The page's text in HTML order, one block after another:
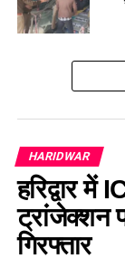
गया हड़कंप…
होगी ऑनलाइन,
HARIDWAR
हरिद्वार
ट्रांजेक्शन
गिरफ्तार